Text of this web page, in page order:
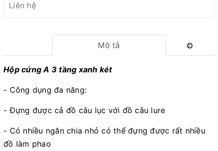
Liên hệ
Mô tả
Hộp cứng A 3 tầng xanh két
- Công dụng đa năng:
- Đựng được cả đồ câu lục với đồ câu lure
- Có nhiều ngăn chia nhỏ có thể đựng được rất nhiều
đồ làm phao